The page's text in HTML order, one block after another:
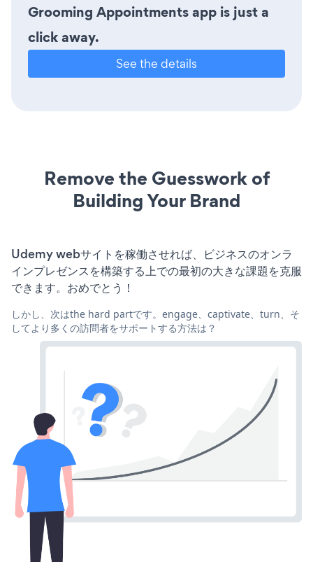
Grooming Appointments app is just a
click away.
See the details
Remove the Guesswork of
Building Your Brand
Udemy webサイトを稼働させれば、ビジネスのオンラ
インプレゼンスを構築する上での最初の大きな課題を克服
できます。おめでとう！
しかし、次はthe hard partです。engage、captivate、turn、そ
してより多くの訪問者をサポートする方法は？